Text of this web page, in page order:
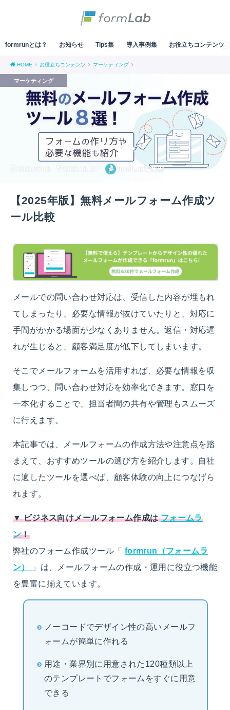
formrunとは？ お知らせ Tips集 導入事例集 お役立ちコンテンツ
HOME お役立ちコンテンツ マーケティング
【2025年版】無料メールフォーム作成ツ
ール比較
2021-03-01 2025-11-14 formLab編集部
マーケティング
メールでの問い合わせ対応は、受信した内容が埋もれ
てしまったり、必要な情報が抜けていたりと、対応に
手間がかかる場面が少なくありません。返信・対応遅
れが生じると、顧客満足度が低下してしまいます。
そこでメールフォームを活用すれば、必要な情報を収
集しつつ、問い合わせ対応を効率化できます。窓口を
一本化することで、担当者間の共有や管理もスムーズ
に行えます。
本記事では、メールフォームの作成方法や注意点を踏
まえて、おすすめツールの選び方を紹介します。自社
に適したツールを選べば、顧客体験の向上につなげら
れます。
▼ ビジネス向けメールフォーム作成はフォームラ
ン！
弊社のフォーム作成ツール「 formrun（フォームラ
ン）
」は、メールフォームの作成・運用に役立つ機能
を豊富に揃えています。
ノーコードでデザイン性の高いメールフ
ォームが簡単に作れる
用途・業界別に用意された120種類以上
のテンプレートでフォームをすぐに用意
できる